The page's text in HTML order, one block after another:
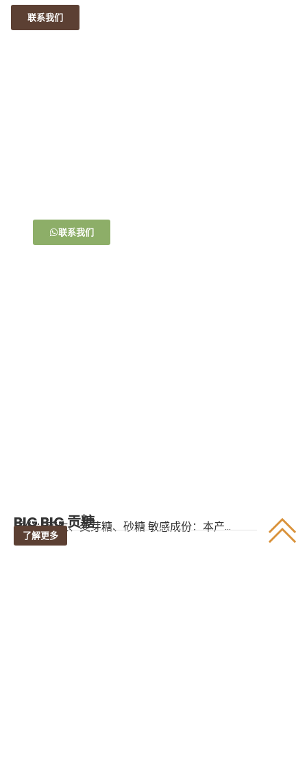
联系我们
联系我们
BIG BIG 贡糖
成份：花生、麦芽糖、砂糖 敏感成份：本产...
了解更多